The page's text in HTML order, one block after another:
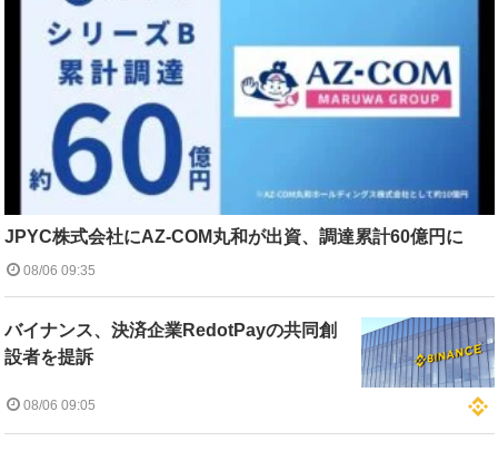
JPYC株式会社にAZ-COM丸和が出資、調達累計60億円に
08/06 09:35
バイナンス、決済企業RedotPayの共同創
設者を提訴
08/06 09:05